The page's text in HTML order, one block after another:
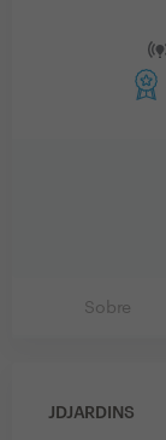
Sobre
JDJARDINS